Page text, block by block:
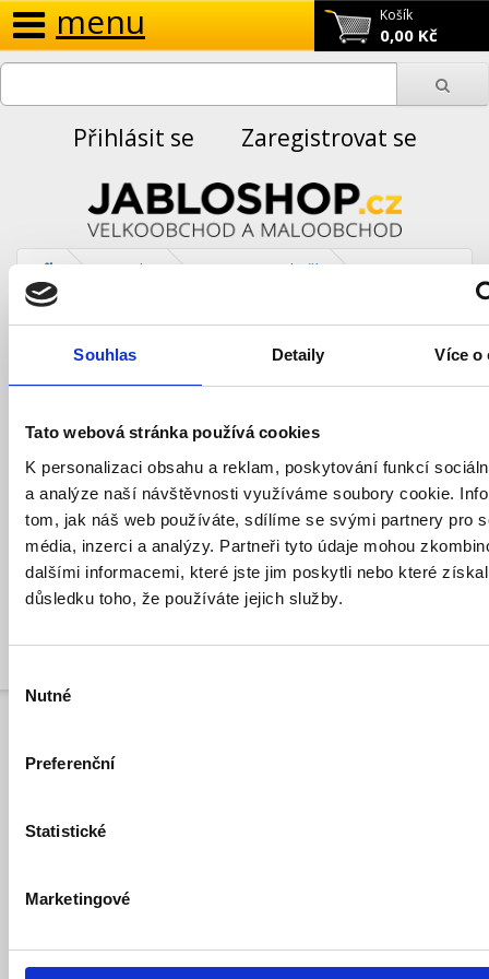
Souhlas Detaily Více o
Tato webová stránka používá cookies
K personalizaci obsahu a reklam, poskytování funkcí
a analýze naší návštěvnosti využíváme soubory cookie.
tom, jak náš web používáte, sdílíme se svými partnery pro
média, inzerci a analýzy. Partneři tyto údaje mohou
dalšími informacemi, které jste jim poskytli nebo které
důsledku toho, že používáte jejich služby.
souhlasu
Nutné
Preferenční
Statistické
Marketingové
Košík
0,00 Kč
menu
Přihlásit se Zaregistrovat se
Novinky
Dostupnost zboží
Naskladnění zboží - BT722 WiFi - Set bezdrátového termostatu s
Naskladnění zboží - BT722
WiFi - Set bezdrátového
termostatu s WiFi
přijímačem
4.6 Naskladnění nového zboží BT722 WiFipřenosný vysílač s
elegantním stojánkem. V přijímači je implementovaný WiFi modul s
interní anténou. Je vhodný ke všem kotlům, které vyžadují
bezpotencionální přepínací kontakty (např. plynové kotle ...
Zpět
Překlad:opencart.cz